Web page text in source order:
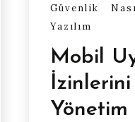
Güvenlik
Yazılım
Mobil
Yönetim